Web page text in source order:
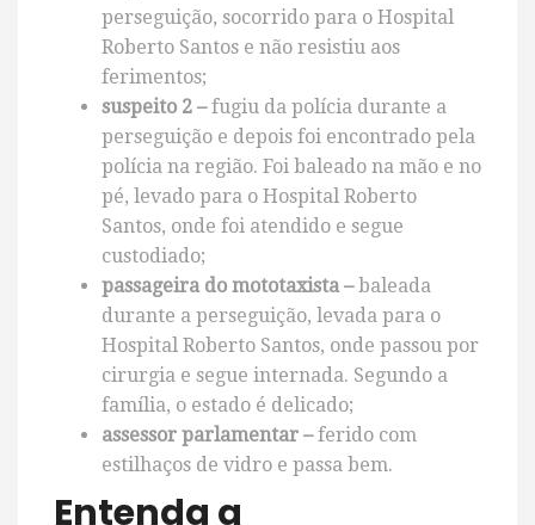
perseguição, socorrido para o Hospital
Roberto Santos e não resistiu aos
ferimentos;
suspeito 2 –fugiu da polícia durante a
perseguição e depois foi encontrado pela
polícia na região. Foi baleado na mão e no
pé, levado para o Hospital Roberto
Santos, onde foi atendido e segue
custodiado;
passageira do mototaxista –baleada
durante a perseguição, levada para o
Hospital Roberto Santos, onde passou por
cirurgia e segue internada. Segundo a
família, o estado é delicado;
assessor parlamentar –ferido com
estilhaços de vidro e passa bem.
Entenda a